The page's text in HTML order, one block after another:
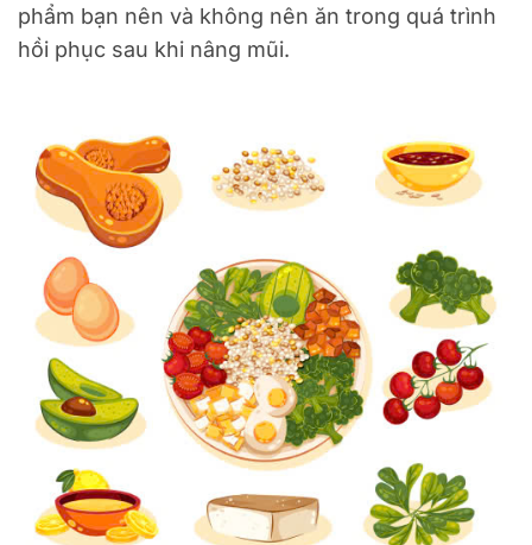
phẩm bạn nên và không nên ăn trong quá trình
hồi phục sau khi nâng mũi.